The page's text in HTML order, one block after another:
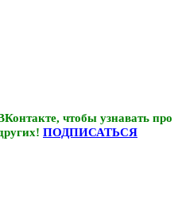
чтобы узнавать про
ПОДПИСАТЬСЯ